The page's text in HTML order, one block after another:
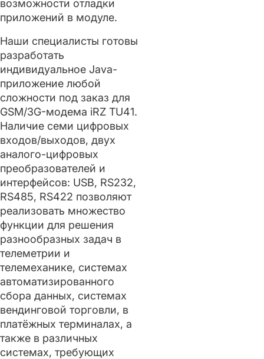
возможности отладки
приложений в модуле.
Наши специалисты готовы
разработать
индивидуальное Java-
приложение любой
сложности под заказ для
GSM/3G-модема iRZ TU41.
Наличие семи цифровых
входов/выходов, двух
аналого-цифровых
преобразователей и
интерфейсов: USB, RS232,
RS485, RS422 позволяют
реализовать множество
функции для решения
разнообразных задач в
телеметрии и
телемеханике, системах
автоматизированного
сбора данных, системах
вендинговой торговли, в
платёжных терминалах, а
также в различных
системах, требующих